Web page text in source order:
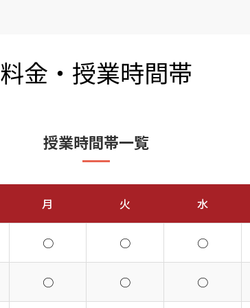
料金・授業時間帯
授業時間帯一覧
月 火 水
○ ○ ○
○ ○ ○